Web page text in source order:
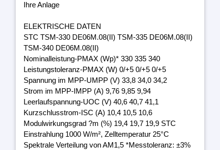
Ihre Anlage
ELEKTRISCHE DATEN
STC TSM-330 DE06M.08(II) TSM-335 DE06M.08(II)
TSM-340 DE06M.08(II)
Nominalleistung-PMAX (Wp)* 330 335 340
Leistungstoleranz-PMAX (W) 0/+5 0/+5 0/+5
Spannung im MPP-UMPP (V) 33,8 34,0 34,2
Strom im MPP-IMPP (A) 9,76 9,85 9,94
Leerlaufspannung-UOC (V) 40,6 40,7 41,1
Kurzschlusstrom-ISC (A) 10,4 10,5 10,6
Modulwirkungsgrad ?m (%) 19,4 19,7 19,9 STC
Einstrahlung 1000 W/m², Zelltemperatur 25°C
Spektrale Verteilung von AM1,5 *Messtoleranz: ±3%